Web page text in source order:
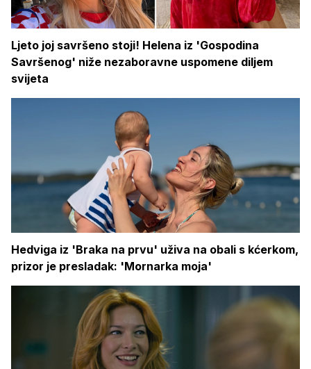
Ljeto joj savršeno stoji! Helena iz 'Gospodina
Savršenog' niže nezaboravne uspomene diljem
svijeta
Hedviga iz 'Braka na prvu' uživa na obali s kćerkom,
prizor je presladak: 'Mornarka moja'